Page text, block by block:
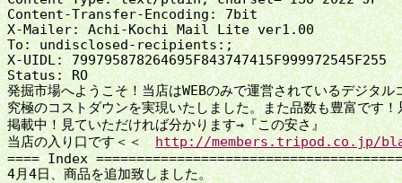
Content-Transfer-Encoding: 7bit
X-Mailer: Achi-Kochi Mail Lite ver1.00
To: undisclosed-recipients:;
X-UIDL: 799795878264695F843747415F999972545F255
Status: RO
発掘市場へようこそ！当店はWEBのみで運営されているデジタル
究極のコストダウンを実現いたしました。また品数も豊富です
掲載中！見ていただければ分かります→『この安さ』
当店の入り口です＜＜ http://members.tripod.co.jp/
==== Index
4月4日、商品を追加致しました。